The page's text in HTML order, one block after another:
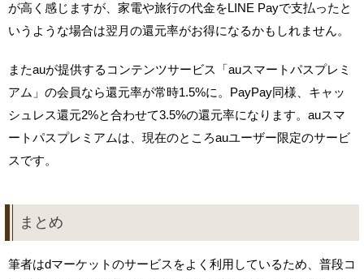
が高く感じますが、家電や旅行の代金をLINE Payで支払ったと
いうような場合は翌月の還元率がお得になるかもしれません。
またauが提供するコンテンツサービス「auスマートパスプレミ
アム」の会員なら還元率が常時1.5%に。PayPay同様、キャッ
シュレス還元2%と合わせて3.5%の還元率になります。auスマ
ートパスプレミアムは、現在のところauユーザー限定のサービ
スです。
まとめ
筆者はdマーケットのサービスをよく利用しているため、普段コ